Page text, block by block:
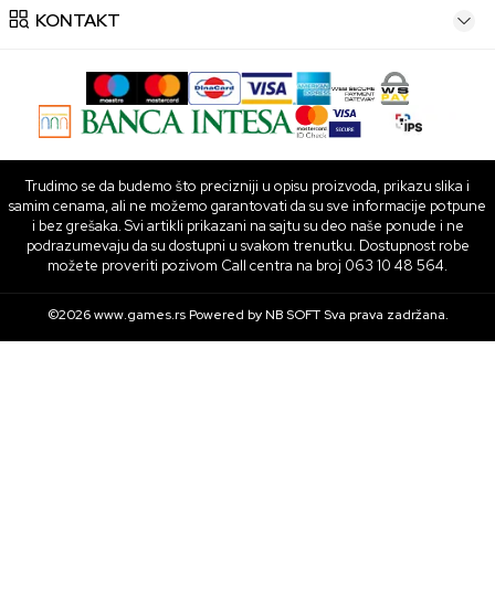
KONTAKT
Trudimo se da budemo što precizniji u opisu proizvoda, prikazu slika i
samim cenama, ali ne možemo garantovati da su sve informacije potpune
i bez grešaka. Svi artikli prikazani na sajtu su deo naše ponude i ne
podrazumevaju da su dostupni u svakom trenutku. Dostupnost robe
možete proveriti pozivom Call centra na broj 063 10 48 564.
©2026www.games.rs Powered byNB SOFTSva prava zadržana.